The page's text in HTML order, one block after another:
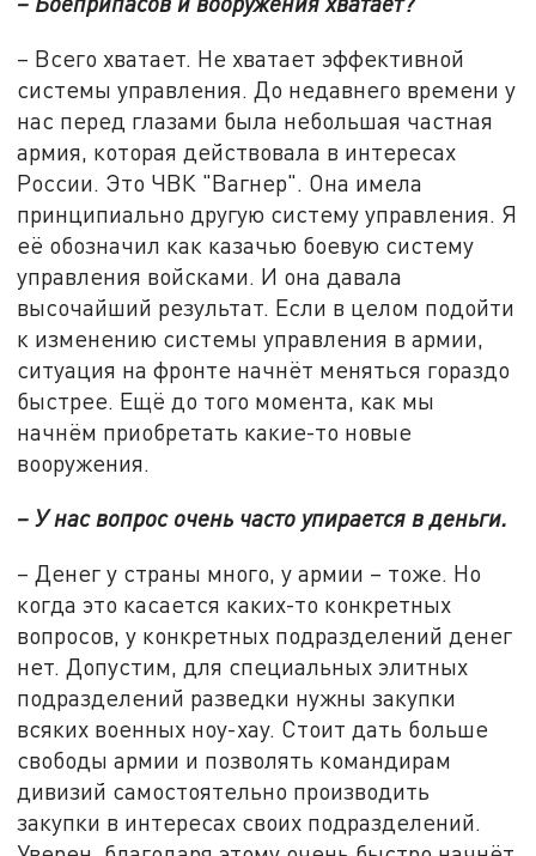
– Всего хватает. Не хватает эффективной
системы управления. До недавнего времени у
нас перед глазами была небольшая частная
армия, которая действовала в интересах
России. Это ЧВК "Вагнер". Она имела
принципиально другую систему управления. Я
её обозначил как казачью боевую систему
управления войсками. И она давала
высочайший результат. Если в целом подойти
к изменению системы управления в армии,
ситуация на фронте начнёт меняться гораздо
быстрее. Ещё до того момента, как мы
начнём приобретать какие-то новые
вооружения.
– У нас вопрос очень часто упирается в деньги.
– Денег у страны много, у армии – тоже. Но
когда это касается каких-то конкретных
вопросов, у конкретных подразделений денег
нет. Допустим, для специальных элитных
подразделений разведки нужны закупки
всяких военных ноу-хау. Стоит дать больше
свободы армии и позволять командирам
дивизий самостоятельно производить
закупки в интересах своих подразделений.